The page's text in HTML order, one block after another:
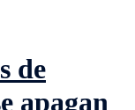
de
apagan